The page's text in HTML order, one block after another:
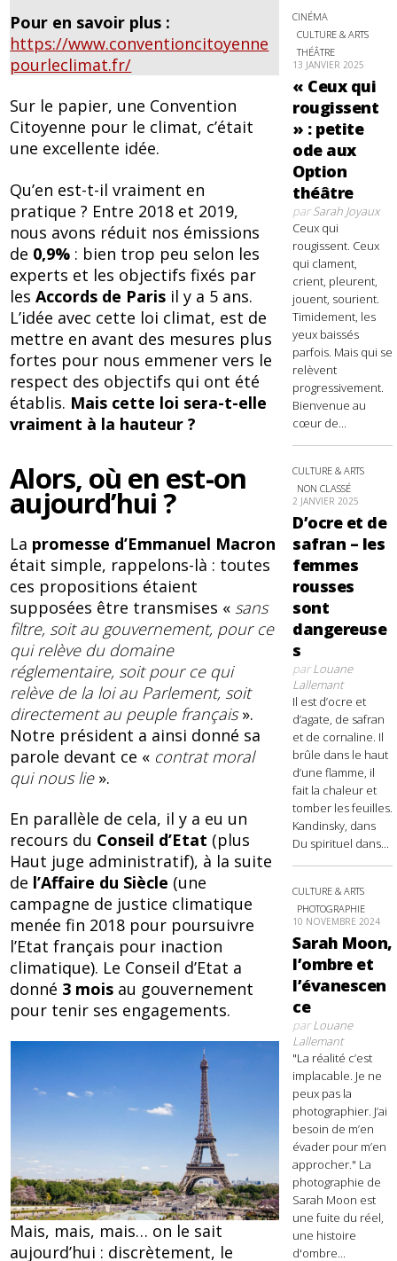
Pour en savoir plus :
https://www.conventioncitoyenne
pourleclimat.fr/
Sur le papier, une Convention
Citoyenne pour le climat, c’était
une excellente idée.
Qu’en est-t-il vraiment en
pratique ? Entre 2018 et 2019,
nous avons réduit nos émissions
de 0,9% : bien trop peu selon les
experts et les objectifs fixés par
lesAccords de Paris il y a 5 ans.
L’idée avec cette loi climat, est de
mettre en avant des mesures plus
fortes pour nous emmener vers le
respect des objectifs qui ont été
établis. Mais cette loi sera-t-elle
vraiment à la hauteur ?
Alors, où en est-on
aujourd’hui ?
La promesse d’Emmanuel Macron
était simple, rappelons-là : toutes
ces propositions étaient
supposées être transmises « sans
filtre, soit au gouvernement, pour ce
qui relève du domaine
réglementaire, soit pour ce qui
relève de la loi au Parlement, soit
directement au peuple français».
Notre président a ainsi donné sa
parole devant ce « contrat moral
qui nous lie».
En parallèle de cela, il y a eu un
recours du Conseil d’Etat (plus
Haut juge administratif), à la suite
de l’Affaire du Siècle (une
campagne de justice climatique
menée fin 2018 pour poursuivre
l’Etat français pour inaction
climatique). Le Conseil d’Etat a
donné 3 mois au gouvernement
pour tenir ses engagements.
Mais, mais, mais… on le sait
aujourd’hui : discrètement, le
CINÉMA
CULTURE & ARTS
THÉÂTRE
13 JANVIER 2025
« Ceux qui
rougissent
» : petite
ode aux
Option
théâtre
parSarah Joyaux
Ceux qui
rougissent. Ceux
qui clament,
crient, pleurent,
jouent, sourient.
Timidement, les
yeux baissés
parfois. Mais qui se
relèvent
progressivement.
Bienvenue au
cœur de...
CULTURE & ARTS
NON CLASSÉ
2 JANVIER 2025
D’ocre et de
safran – les
femmes
rousses
sont
dangereuse
s
parLouane
Lallemant
Il est d’ocre et
d’agate, de safran
et de cornaline. Il
brûle dans le haut
d’une flamme, il
fait la chaleur et
tomber les feuilles.
Kandinsky, dans
Du spirituel dans...
CULTURE & ARTS
PHOTOGRAPHIE
10 NOVEMBRE 2024
Sarah Moon,
l’ombre et
l’évanescen
ce
parLouane
Lallemant
"La réalité c’est
implacable. Je ne
peux pas la
photographier. J’ai
besoin de m’en
évader pour m’en
approcher." La
photographie de
Sarah Moon est
une fuite du réel,
une histoire
d'ombre...